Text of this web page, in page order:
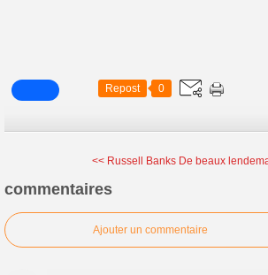
Repost 0
<< Russell Banks De beaux
commentaires
Ajouter un commentaire